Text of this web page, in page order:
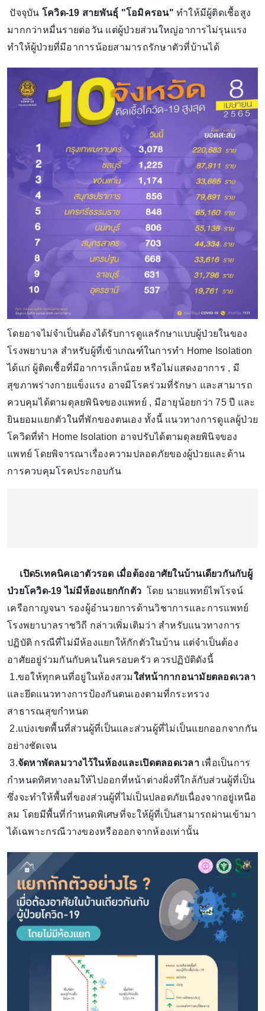
ปัจจุบัน โควิด-19 สายพันธุ์ "โอมิครอน" ทำให้มีผู้ติดเชื้อสูง
มากกว่าหมื่นรายต่อวัน แต่ผู้ป่วยส่วนใหญ่อาการไม่รุนแรง
ทำให้ผู้ป่วยที่มีอาการน้อยสามารถรักษาตัวที่บ้านได้
โดยอาจไม่จำเป็นต้องได้รับการดูแลรักษาแบบผู้ป่วยในของ
โรงพยาบาล สำหรับผู้ที่เข้าเกณฑ์ในการทำ Home Isolation
ได้แก่ ผู้ติดเชื้อที่มีอาการเล็กน้อย หรือไม่แสดงอาการ , มี
สุขภาพร่างกายแข็งแรง อาจมีโรคร่วมที่รักษา และสามารถ
ควบคุมได้ตามดุลยพินิจของแพทย์ , มีอายุน้อยกว่า 75 ปี และ
ยินยอมแยกตัวในที่พักของตนเอง ทั้งนี้ แนวทางการดูแลผู้ป่วย
โควิดที่ทำ Home Isolation อาจปรับได้ตามดุลยพินิจของ
แพทย์ โดยพิจารณาเรื่องความปลอดภัยของผู้ป่วยและด้าน
การควบคุมโรคประกอบกัน
เปิด5เทคนิคเอาตัวรอด เมื่อต้องอาศัยในบ้านเดียวกันกับผู้
ป่วยโควิด-19 ไม่มีห้องแยกกักตัว โดย นายแพทย์ไพโรจน์
เครือกาญจนา รองผู้อำนวยการด้านวิชาการและการแพทย์
โรงพยาบาลราชวิถี กล่าวเพิ่มเติมว่า สำหรับแนวทางการ
ปฏิบัติ กรณีที่ไม่มีห้องแยกให้กักตัวในบ้าน แต่จำเป็นต้อง
อาศัยอยู่ร่วมกันกับคนในครอบครัว ควรปฏิบัติดังนี้
1.ขอให้ทุกคนที่อยู่ในห้องสวมใส่หน้ากากอนามัยตลอดเวลา
และยึดแนวทางการป้องกันตนเองตามที่กระทรวง
สาธารณสุขกำหนด
2.แบ่งเขตพื้นที่ส่วนผู้ที่เป็นและส่วนผู้ที่ไม่เป็นแยกออกจากกัน
อย่างชัดเจน
3.จัดหาพัดลมวางไว้ในห้องและเปิดตลอดเวลา เพื่อเป็นการ
กำหนดทิศทางลมให้ไปออกที่หน้าต่างฝั่งที่ใกล้กับส่วนผู้ที่เป็น
ซึ่งจะทำให้พื้นที่ของส่วนผู้ที่ไม่เป็นปลอดภัยเนื่องจากอยู่เหนือ
ลม โดยมีพื้นที่กำหนดพิเศษที่จะให้ผู้ที่เป็นสามารถผ่านเข้ามา
ได้เฉพาะกรณีวางของหรือออกจากห้องเท่านั้น